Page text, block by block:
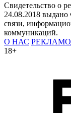
Свидетельство о
24.08.2018 выдано
связи,
коммуникаций.
О НАС
18+